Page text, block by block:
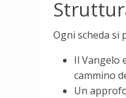
Ogni scheda si
Il Vangelo
cammino
Un